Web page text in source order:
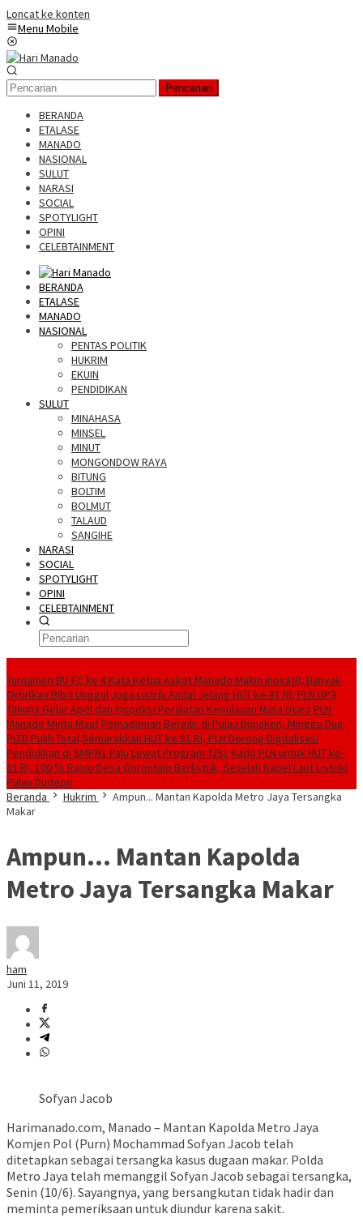
Loncat ke konten
Menu Mobile
Pencarian
BERANDA
ETALASE
MANADO
NASIONAL
SULUT
NARASI
SOCIAL
SPOTYLIGHT
OPINI
CELEBTAINMENT
BERANDA
ETALASE
MANADO
NASIONAL
PENTAS POLITIK
HUKRIM
EKUIN
PENDIDIKAN
SULUT
MINAHASA
MINSEL
MINUT
MONGONDOW RAYA
BITUNG
BOLTIM
BOLMUT
TALAUD
SANGIHE
NARASI
SOCIAL
SPOTYLIGHT
OPINI
CELEBTAINMENT
Turnamen BU FC ke 4 Kata Ketua Askot Manado Makin Inovatif, Banyak
Orbitkan Bibit Unggul Jaga Listrik Andal Jelang HUT ke-81 RI, PLN UP3
Tahuna Gelar Apel dan Inspeksi Peralatan Kepulauan Nusa Utara PLN
Manado Minta Maaf Pemadaman Bergilir di Pulau Bunaken, Minggu Dua
PLTD Pulih TotalSemarakkan HUT ke 81 RI, PLN Dorong Digitalisasi
Pendidikan di SMPN1 Palu Lewat Program TJSLKado PLN untuk HUT ke-
81 RI, 100 % Rasio Desa Gorontalo Berlistrik, Setelah Kabel Laut Listriki
Pulau Dudepo
Beranda
Hukrim
Ampun... Mantan Kapolda Metro Jaya Tersangka
Makar
Ampun… Mantan Kapolda
Metro Jaya Tersangka Makar
ham
Juni 11, 2019
Sofyan Jacob
Harimanado.com, Manado – Mantan Kapolda Metro Jaya
Komjen Pol (Purn) Mochammad Sofyan Jacob telah
ditetapkan sebagai tersangka kasus dugaan makar. Polda
Metro Jaya telah memanggil Sofyan Jacob sebagai tersangka,
Senin (10/6). Sayangnya, yang bersangkutan tidak hadir dan
meminta pemeriksaan untuk diundur karena sakit.